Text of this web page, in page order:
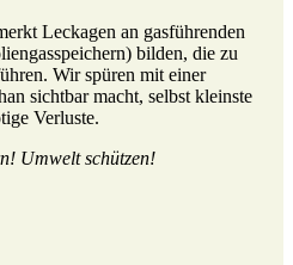
Leckagen an gasführenden
bilden, die zu
Wir spüren mit einer
sichtbar macht, selbst kleinste
Verluste.
Umwelt schützen!